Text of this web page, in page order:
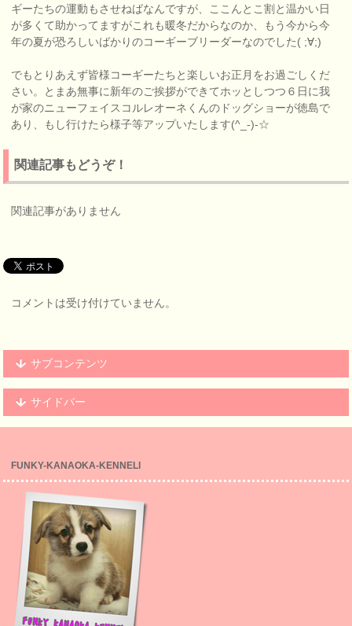
ギーたちの運動もさせねばなんですが、ここんとこ割と温かい日
が多くて助かってますがこれも暖冬だからなのか、もう今から今
年の夏が恐ろしいばかりのコーギーブリーダーなのでした( ;∀;)
でもとりあえず皆様コーギーたちと楽しいお正月をお過ごしくだ
さい。とまあ無事に新年のご挨拶ができてホッとしつつ６日に我
が家のニューフェイスコルレオーネくんのドッグショーが徳島で
あり、もし行けたら様子等アップいたします(^_-)-☆
関連記事もどうぞ！
関連記事がありません
コメントは受け付けていません。
サブコンテンツ
サイドバー
FUNKY-KANAOKA-KENNELl